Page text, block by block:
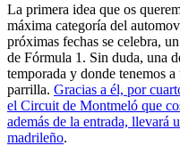
La primera idea que os
máxima categoría del
próximas fechas se celebra,
de Fórmula 1. Sin duda, una
temporada y donde tenemos
parrilla. Gracias a él, por
el Circuit de Montmeló que
además de la entrada, llevará
madrileño.